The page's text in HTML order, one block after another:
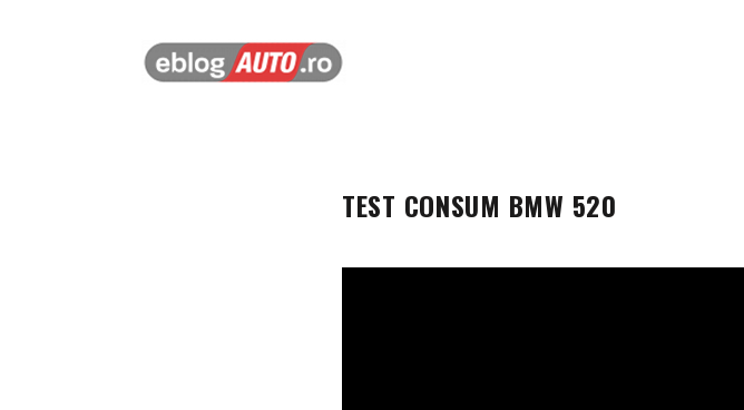
TEST CONSUM BMW 520